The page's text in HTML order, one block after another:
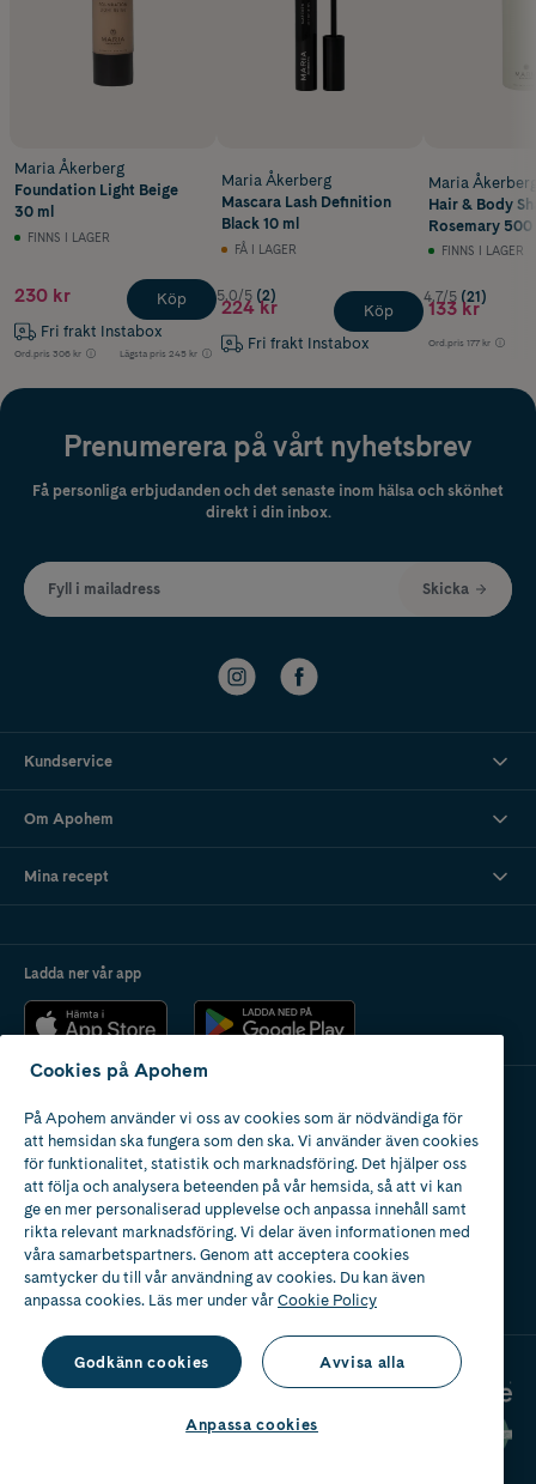
Maria Åkerberg
Foundation Light Beige
30 ml
FINNS I LAGER
230 kr
Fri frakt Instabox
Ord.pris 306 kr Lägsta pris 245 kr
Köp
Maria Åkerberg
Mascara Lash Definition
Black 10 ml
FÅ I LAGER
5.0/5 (2)
224 kr
Fri frakt Instabox
Köp
Maria
Hair & Body
Rosemary 500
FINNS I LAGER
4.7/5 (21)
133 kr
Ord.pris 177 kr
Prenumerera på vårt nyhetsbrev
Få personliga erbjudanden och det senaste inom hälsa och skönhet
direkt i din inbox.
Fyll i mailadress Skicka
Kundservice
Om Apohem
Mina recept
Ladda ner vår app
Apotek med tillstånd
av Läkemedelsverket
Cookies på Apohem
På Apohem använder vi oss av cookies som är nödvändiga för
att hemsidan ska fungera som den ska. Vi använder även cookies
för funktionalitet, statistik och marknadsföring. Det hjälper oss
att följa och analysera beteenden på vår hemsida, så att vi kan
ge en mer personaliserad upplevelse och anpassa innehåll samt
rikta relevant marknadsföring. Vi delar även informationen med
våra samarbetspartners. Genom att acceptera cookies
samtycker du till vår användning av cookies. Du kan även
anpassa cookies. Läs mer under vårCookie Policy
Godkänn cookies Avvisa alla
Anpassa cookies